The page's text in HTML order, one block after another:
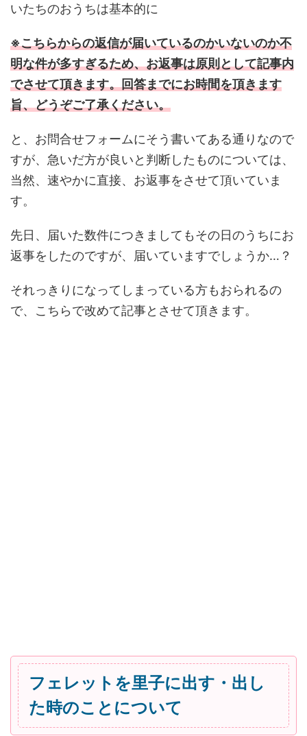
いたちのおうちは基本的に
※こちらからの返信が届いているのかいないのか不
明な件が多すぎるため、お返事は原則として記事内
でさせて頂きます。回答までにお時間を頂きます
旨、どうぞご了承ください。
と、お問合せフォームにそう書いてある通りなので
すが、急いだ方が良いと判断したものについては、
当然、速やかに直接、お返事をさせて頂いていま
す。
先日、届いた数件につきましてもその日のうちにお
返事をしたのですが、届いていますでしょうか…？
それっきりになってしまっている方もおられるの
で、こちらで改めて記事とさせて頂きます。
フェレットを里子に出す・出し
た時のことについて